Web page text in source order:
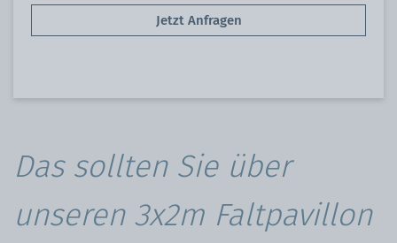
Jetzt Anfragen
Das sollten Sie über
unseren 3x2m Faltpavillon